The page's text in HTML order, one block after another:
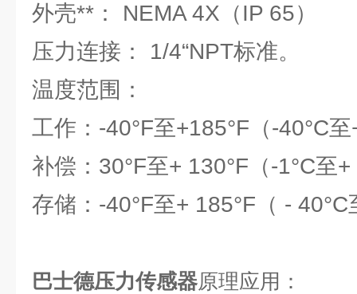
外壳**： NEMA 4X（IP 65）
压力连接： 1/4“NPT标准。
温度范围：
工作：-40°F至+185°F（-40°C
补偿：30°F至+ 130°F（-1°C至+
存储：-40°F至+ 185°F（ - 40°C
巴士德压力传感器原理应用：